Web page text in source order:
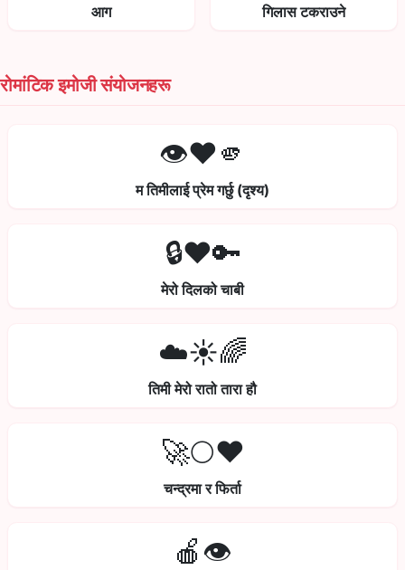
आग गिलास टकराउने
रोमांटिक इमोजी संयोजनहरू
👁️❤️🫵
म तिमीलाई प्रेम गर्छु (दृश्य)
🔒❤️🔑
मेरो दिलको चाबी
☁️☀️🌈
तिमी मेरो रातो तारा हौ
🚀🌕❤️
चन्द्रमा र फिर्ता
🍎👁️